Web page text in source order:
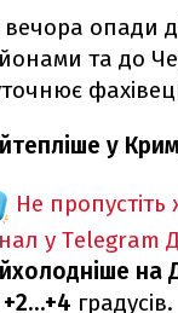
опади
та до
у
Не
у Telegram
на
+2…+4 градусів.